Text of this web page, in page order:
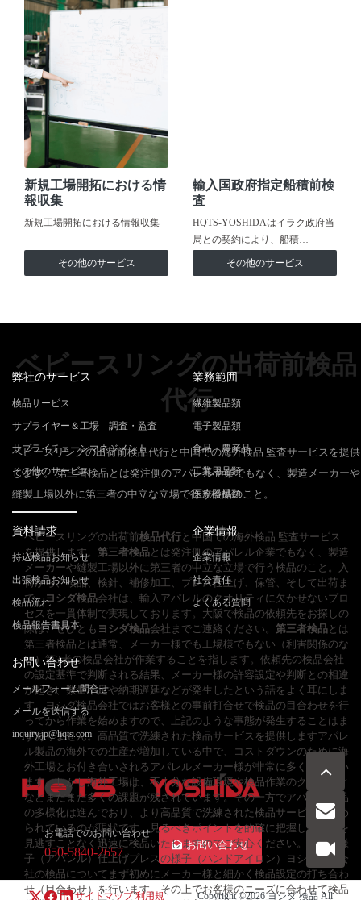
新規工場開拓における情
報収集
新規工場開拓における情報収集
その他のサービス
輸入国政府指定船積前検
査
HQTS-YOSHIDAはイラク政府当
局との契約により、船積…
その他のサービス
ベビースリングの出荷前検品
代行
ベビースリングの出荷前検品代行と中国での海外検品 監査サービスを提供
します。 第三者検品とは発注側のアパレル企業でもなく、製造メーカーや
縫製工場以外に第三者の中立な立場で行う検品のこと。
ベビースリングの出荷前検品代行と中国での海外検品 監査サービス
を提供します。 第三者検品とは発注側のアパレル企業でもなく、製造
メーカーや縫製工場以外に第三者の中立な立場で行う検品のこと。入
荷から、検品、検針、補修加工、プレス仕上げ、保管、そして出荷ま
で。ヨシダ検品会社は、輸入アパレルのクオリティに欠かせないプロ
セスを一貫体制で実現しております。大阪で検品の依頼先をお探しの
際は、ぜひとも ヨシダ検品会社までご連絡ください。 第三者検品とは
第三者検品とは通常、メーカー様でも工場様でもない（利害関係のな
い）第3者の検品会社が作業することを指します。依頼先の検品会社
の設定基準で判断される結果、メーカー様の許容設定や判断との相違
が起き、数量不足や納期遅延などが発生したという話をよく耳にしま
す。ヨシダ検品会社ではお客様との事前打合せで検品の目合わせを行
ってから作業を始めますので、上記のような事態が発生することはま
ずありません。高品質で洗練された検品サービスを提供しますアパレ
ル製品の海外での生産が増加している中で、コストダウンのために海
外工場とお付き合いされるアパレルメーカー様が非常に多くなってい
ます。しかし海外工場は、不十分な設備環境や検品作業のクオリティ
などまだまだ多くの課題が残されています。その一方でアパレル製品
の多様化は進んでおり、より高品質で洗練された検品サービスが求め
られているのが現状です。見るべきポイントを的確に把握し、欠陥を
見逃すことなく迅速に検品いたしますのでご安心ください。検品の様
子（アパレル）仕上げプレスの様子（ハンドアイロン）ヨシダ検品会
社の検品についてまず初めにメーカー様と細かく検品設定の打ち合わ
せ（目合わせ）を行います。その上でお客様のニーズに合わせて検品
弊社のサービス
検品サービス
サプライヤー＆工場 調査・監査
サプライチェーンマネジメント
その他のサービス
業務範囲
繊維製品類
電子製品類
食品・農産品
工業用品類
医療器械類
資料請求
持込検品お知らせ
出張検品お知らせ
検品流れ
検品報告書見本
企業情報
企業情報
社会責任
よくある質問
お問い合わせ
メールフォーム問合せ
メールを送信する
inquiry.jp@hqts.com
お電話でのお問い合わせ
050-5840-2657
お問い合わせ
サイトマップ 利用規 Copyright ©2026ヨシダ 検品 All